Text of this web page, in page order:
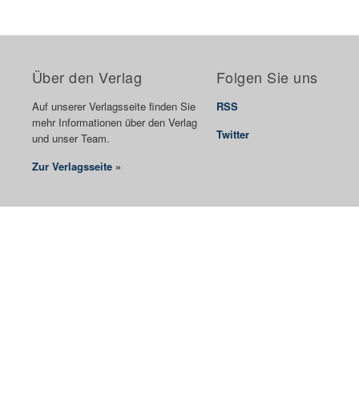
Über den Verlag
Auf unserer Verlagsseite finden Sie
mehr Informationen über den Verlag
und unser Team.
Zur Verlagsseite »
Folgen Sie uns
RSS
Twitter